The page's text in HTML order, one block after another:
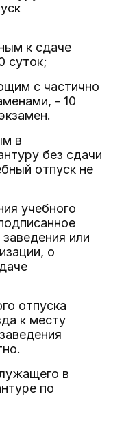
к сдаче
суток;
с частично
- 10
в
без сдачи
отпуск не
учебного
или
о
отпуска
к месту
в
по